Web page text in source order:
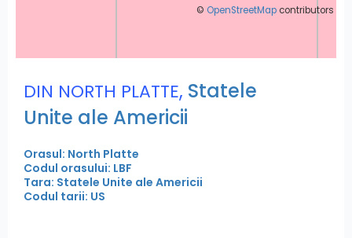
© OpenStreetMap contributors
DIN NORTH PLATTE, Statele
Unite ale Americii
Orasul: North Platte
Codul orasului: LBF
Tara: Statele Unite ale Americii
Codul tarii: US